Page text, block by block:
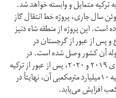
ترکیه متمایل و وابسته خواهد شد.
سال جاری، پروژه خط انتقال گاز
است. این پروژه از منطقه شاه دنیز
پس از عبور از گرجستان در
آن کشور وصل شده است. در
مراحل بعدی، این پروژه در سال‌های ۲۰۱۹ و ۲۰۲۰، پس از عبور از ترکیه
به اروپا وصل می‌شود و ظرفیت اولیه ۱۰میلیارد مترمکعبی آن، نهایتاً در